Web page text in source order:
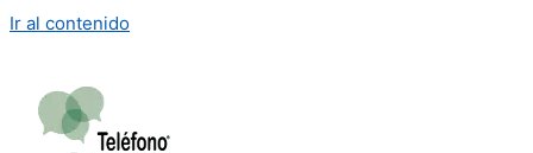
Ir al contenido